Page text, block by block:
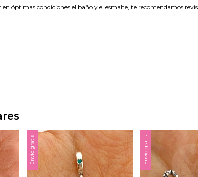
óptimas condiciones el baño y el esmalte, te recomendamos
Envío gratis Envío gratis